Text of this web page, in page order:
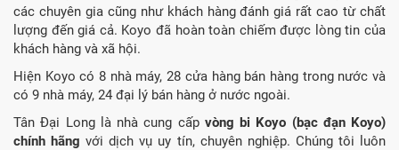
các chuyên gia cũng như khách hàng đánh giá rất cao từ chất
lượng đến giá cả. Koyo đã hoàn toàn chiếm được lòng tin của
khách hàng và xã hội.
Hiện Koyo có 8 nhà máy, 28 cửa hàng bán hàng trong nước và
có 9 nhà máy, 24 đại lý bán hàng ở nước ngoài.
Tân Đại Long là nhà cung cấp vòng bi Koyo (bạc đạn Koyo)
chính hãng với dịch vụ uy tín, chuyên nghiệp. Chúng tôi luôn